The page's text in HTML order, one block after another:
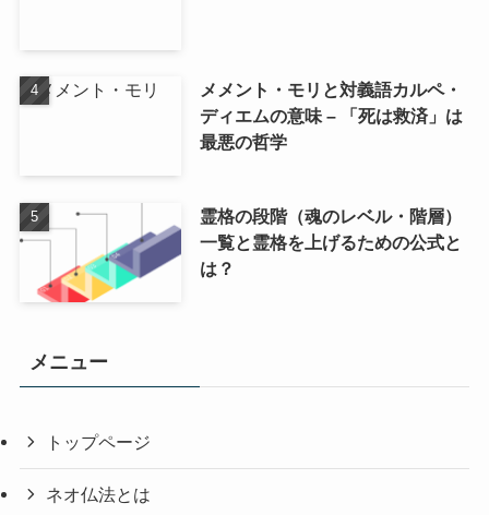
メメント・モリと対義語カルペ・
ディエムの意味 – 「死は救済」は
最悪の哲学
霊格の段階（魂のレベル・階層）
一覧と霊格を上げるための公式と
は？
メニュー
トップページ
ネオ仏法とは